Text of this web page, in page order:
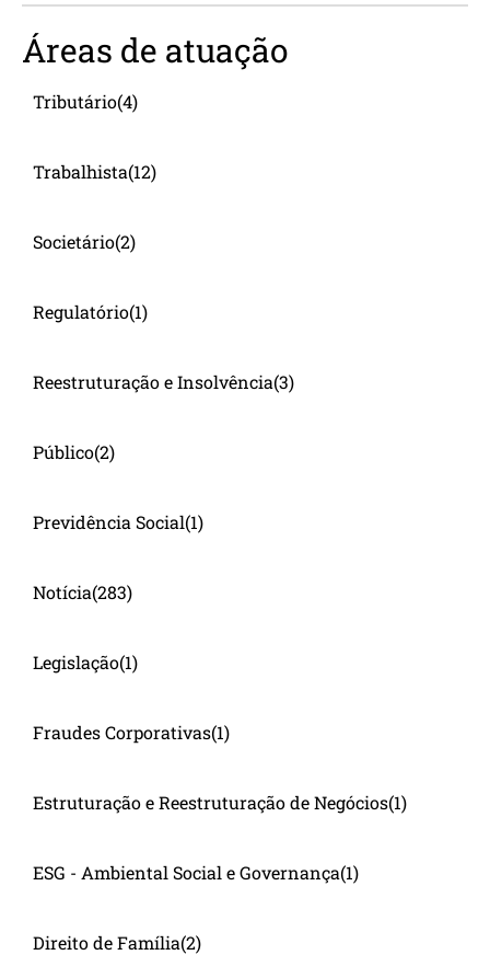
Áreas de atuação
Tributário(4)
Trabalhista(12)
Societário(2)
Regulatório(1)
Reestruturação e Insolvência(3)
Público(2)
Previdência Social(1)
Notícia(283)
Legislação(1)
Fraudes Corporativas(1)
Estruturação e Reestruturação de Negócios(1)
ESG - Ambiental Social e Governança(1)
Direito de Família(2)